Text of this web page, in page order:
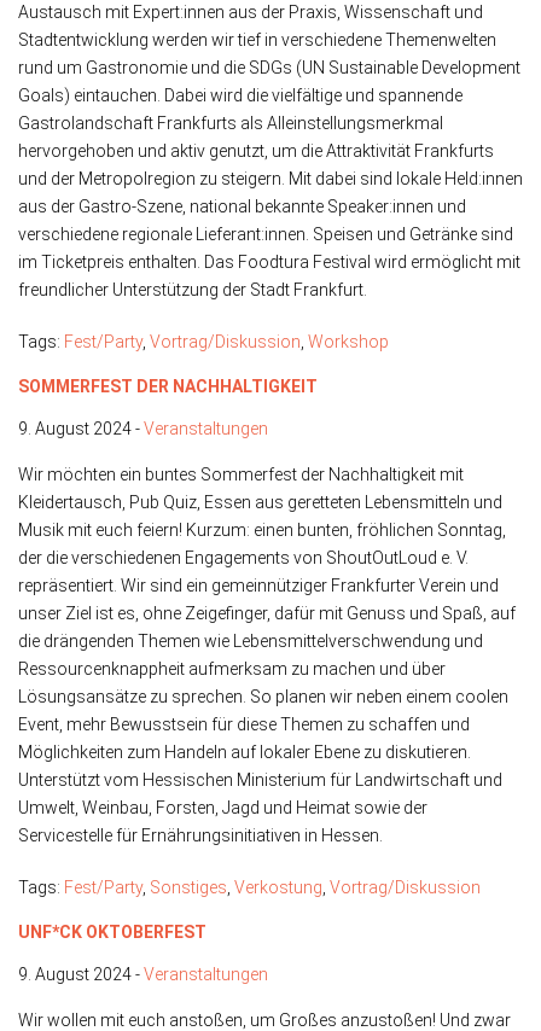
Austausch mit Expert:innen aus der Praxis, Wissenschaft und
Stadtentwicklung werden wir tief in verschiedene Themenwelten
rund um Gastronomie und die SDGs (UN Sustainable Development
Goals) eintauchen. Dabei wird die vielfältige und spannende
Gastrolandschaft Frankfurts als Alleinstellungsmerkmal
hervorgehoben und aktiv genutzt, um die Attraktivität Frankfurts
und der Metropolregion zu steigern. Mit dabei sind lokale Held:innen
aus der Gastro-Szene, national bekannte Speaker:innen und
verschiedene regionale Lieferant:innen. Speisen und Getränke sind
im Ticketpreis enthalten. Das Foodtura Festival wird ermöglicht mit
freundlicher Unterstützung der Stadt Frankfurt.
Tags: Fest/Party, Vortrag/Diskussion Workshop
SOMMERFEST DER NACHHALTIGKEIT
9. August 2024 -Veranstaltungen
Wir möchten ein buntes Sommerfest der Nachhaltigkeit mit
Kleidertausch, Pub Quiz, Essen aus geretteten Lebensmitteln und
Musik mit euch feiern! Kurzum: einen bunten, fröhlichen Sonntag,
der die verschiedenen Engagements von ShoutOutLoud e. V.
repräsentiert. Wir sind ein gemeinnütziger Frankfurter Verein und
unser Ziel ist es, ohne Zeigefinger, dafür mit Genuss und Spaß, auf
die drängenden Themen wie Lebensmittelverschwendung und
Ressourcenknappheit aufmerksam zu machen und über
Lösungsansätze zu sprechen. So planen wir neben einem coolen
Event, mehr Bewusstsein für diese Themen zu schaffen und
Möglichkeiten zum Handeln auf lokaler Ebene zu diskutieren.
Unterstützt vom Hessischen Ministerium für Landwirtschaft und
Umwelt, Weinbau, Forsten, Jagd und Heimat sowie der
Servicestelle für Ernährungsinitiativen in Hessen.
Tags: Fest/Party, Sonstiges Verkostung Vortrag/Diskussion
UNF*CK OKTOBERFEST
9. August 2024 -Veranstaltungen
Wir wollen mit euch anstoßen, um Großes anzustoßen! Und zwar